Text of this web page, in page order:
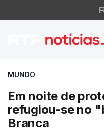
Em noite
MUNDO
Em noite de
refugiou-se no
Branca